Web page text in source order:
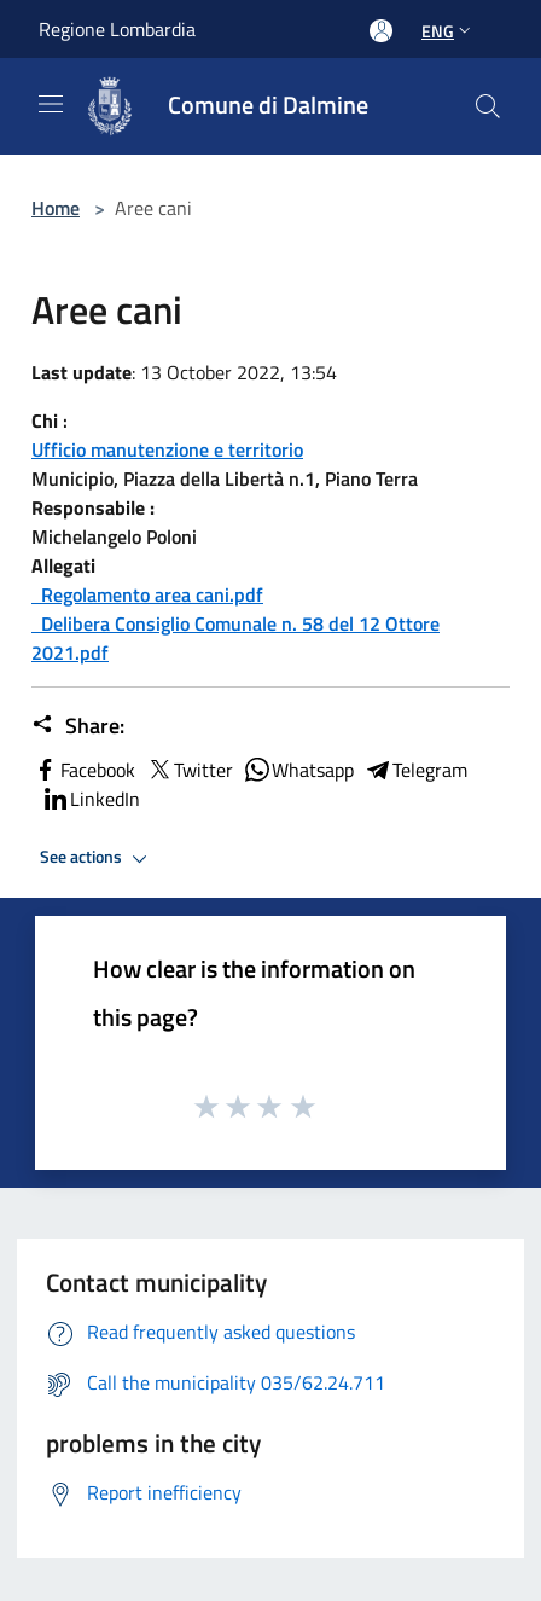
Regione Lombardia ENG
Comune di Dalmine
Home > Aree cani
Aree cani
Last update: 13 October 2022, 13:54
Chi :
Ufficio manutenzione e territorio
Municipio, Piazza della Libertà n.1, Piano Terra
Responsabile :
Michelangelo Poloni
Allegati
Regolamento area cani.pdf
Delibera Consiglio Comunale n. 58 del 12 Ottore
2021.pdf
Share:
Facebook Twitter Whatsapp
Telegram
LinkedIn
See actions
How clear is the information on
this page?
Contact municipality
Read frequently asked questions
Call the municipality 035/62.24.711
problems in the city
Report inefficiency